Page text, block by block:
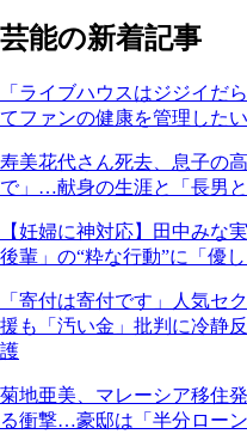
芸能の新着記事
「ライブハウスはジジイだ
てファンの健康を管理した
寿美花代さん死去、息子の
で」…献身の生涯と「長男と
【妊婦に神対応】田中みな
後輩」の“粋な行動”に「優
「寄付は寄付です」人気セ
援も「汚い金」批判に冷静
護
菊地亜美、マレーシア移住
る衝撃…豪邸は「半分ロー